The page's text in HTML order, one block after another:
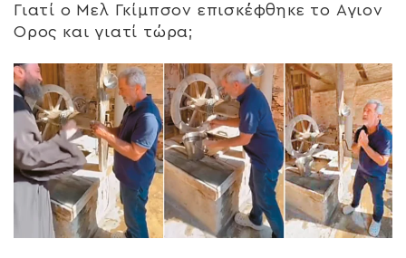
Γιατί ο Μελ Γκίμπσον επισκέφθηκε το Αγιον
Ορος και γιατί τώρα;